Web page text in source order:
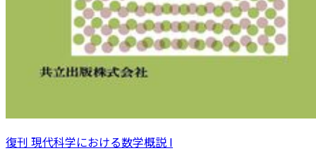
復刊 現代科学における数学概説 I